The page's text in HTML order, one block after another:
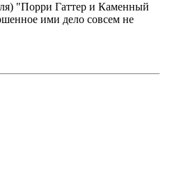
"Порри Гаттер и Каменный
ими дело совсем не